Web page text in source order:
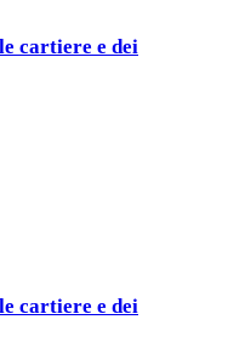
cartiere e dei
cartiere e dei